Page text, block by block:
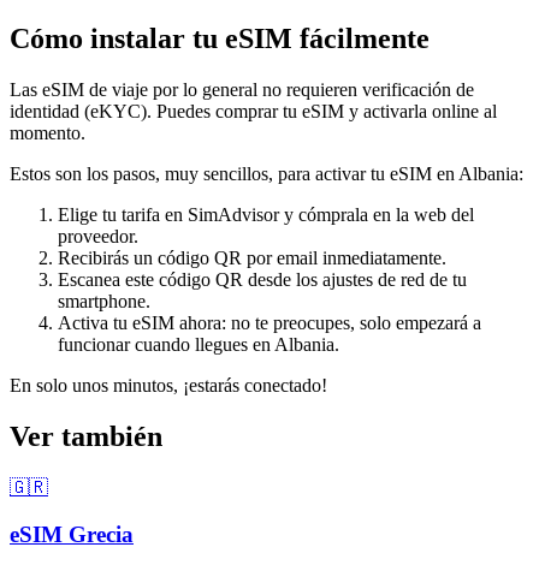
Cómo instalar tu eSIM fácilmente
Las eSIM de viaje por lo general no requieren verificación de
identidad (eKYC). Puedes comprar tu eSIM y activarla online al
momento.
Estos son los pasos, muy sencillos, para activar tu eSIM en Albania:
Elige tu tarifa en SimAdvisor y cómprala en la web del
proveedor.
Recibirás un código QR por email inmediatamente.
Escanea este código QR desde los ajustes de red de tu
smartphone.
Activa tu eSIM ahora: no te preocupes, solo empezará a
funcionar cuando llegues en Albania.
En solo unos minutos, ¡estarás conectado!
Ver también
🇬🇷
eSIM Grecia